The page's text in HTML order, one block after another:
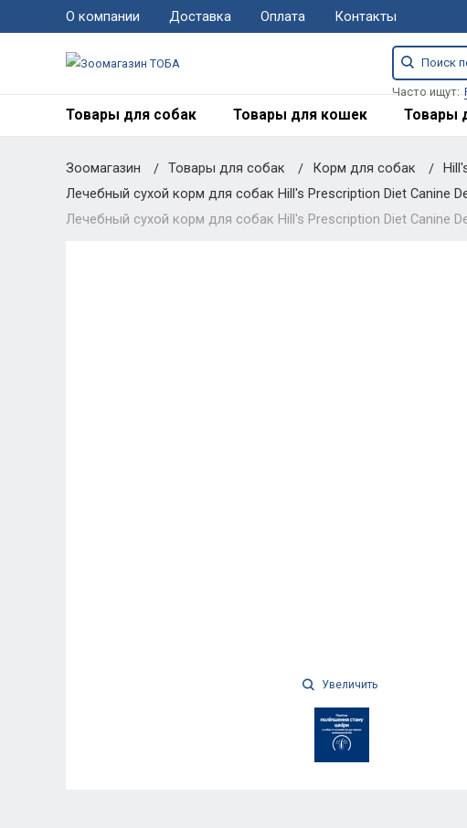
О компании Доставка Оплата Контакты
Часто ищут:
Товары для собак Товары для кошек Товары
Зоомагазин Товары для собак Корм для собак
Лечебный сухой корм для собак Hill's Prescription Diet Canine
Лечебный сухой корм для собак Hill's Prescription Diet Canine
Увеличить